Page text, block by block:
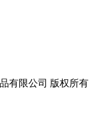
有限公司 版权所有